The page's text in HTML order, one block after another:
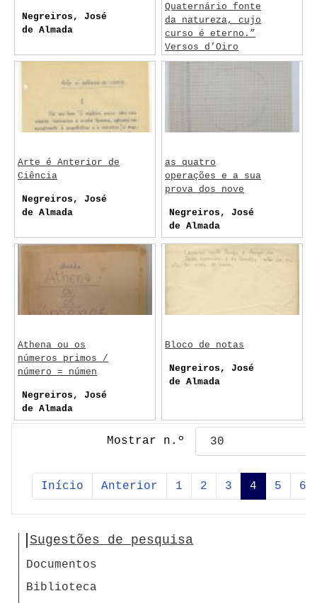
Mostrar n.º
Início Anterior 1 2 3 4 5 6
Negreiros, José
de Almada
Quaternário fonte
da natureza, cujo
curso é eterno.”
Versos d’Oiro
Arte é Anterior de
Ciência
Negreiros, José
de Almada
as quatro
operações e a sua
prova dos nove
Negreiros, José
de Almada
Athena ou os
números primos /
número = númen
Negreiros, José
de Almada
Bloco de notas
Negreiros, José
de Almada
Sugestões de pesquisa
Documentos
Biblioteca